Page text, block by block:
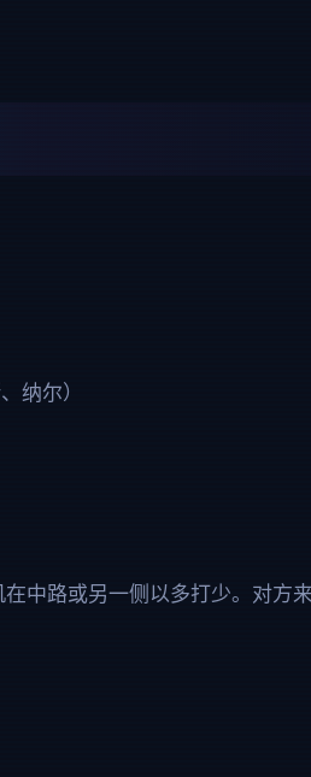
纳尔）
中路或另一侧以多打少。对方